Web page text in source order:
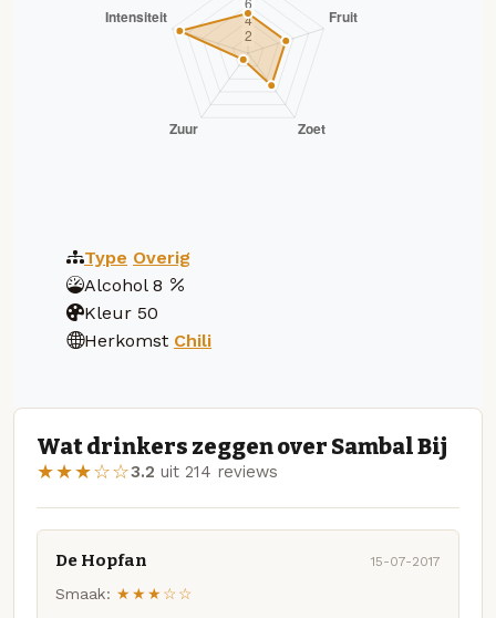
Type Overig
Alcohol 8
Kleur 50
Herkomst Chili
Wat drinkers zeggen over Sambal Bij
★★★☆☆3.2 uit 214 reviews
De Hopfan 15-07-2017
Smaak: ★★★☆☆